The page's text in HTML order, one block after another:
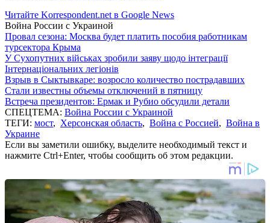
Читайте Korrespondent.net в Google News
Война России с Украиной
Провал сезона: Москва будет платить пособия работникам
турсектора Крыма
У Сухопутних військах зробили заяву щодо інтеграції
Інтернаціональних легіонів
Взрыв в Сыктывкаре: возросло количество пострадавших
Стали известны объемы отключений в пятницу
Встреча президентов: Ермак и Рубио обсудили детали
СПЕЦТЕМА: Война России с Украиной
ТЕГИ: мост, Херсонская область, Война с Россией, Война в
Украине
Если вы заметили ошибку, выделите необходимый текст и
нажмите Ctrl+Enter, чтобы сообщить об этом редакции.